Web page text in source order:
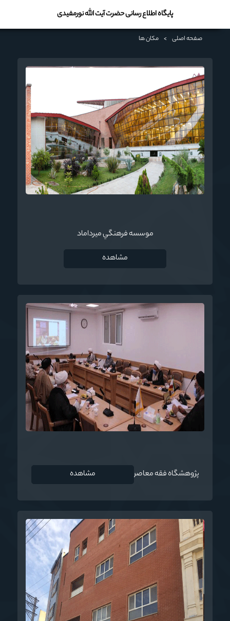
پایگاه اطلاع رسانی حضرت آیت الله نورمفیدی
صفحه اصلی > مکان ها
موسسه فرهنگي ميرداماد
مشاهده
پژوهشگاه فقه معاصر مشاهده